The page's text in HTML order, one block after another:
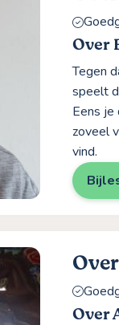
Over
Tegen
speelt
Eens je
zoveel
vind.
Over